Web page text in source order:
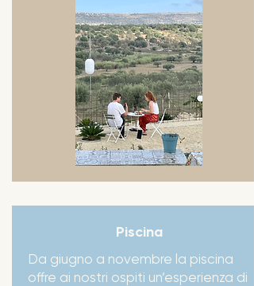
Piscina
Da giugno a novembre la piscina
offre ai nostri ospiti un’esperienza di